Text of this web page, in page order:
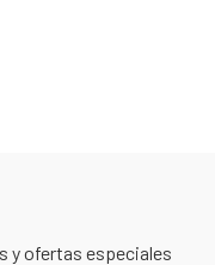
y ofertas especiales